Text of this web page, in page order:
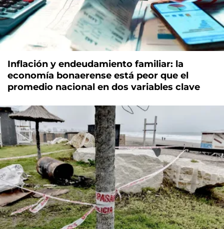
Inflación y endeudamiento familiar: la
economía bonaerense está peor que el
promedio nacional en dos variables clave